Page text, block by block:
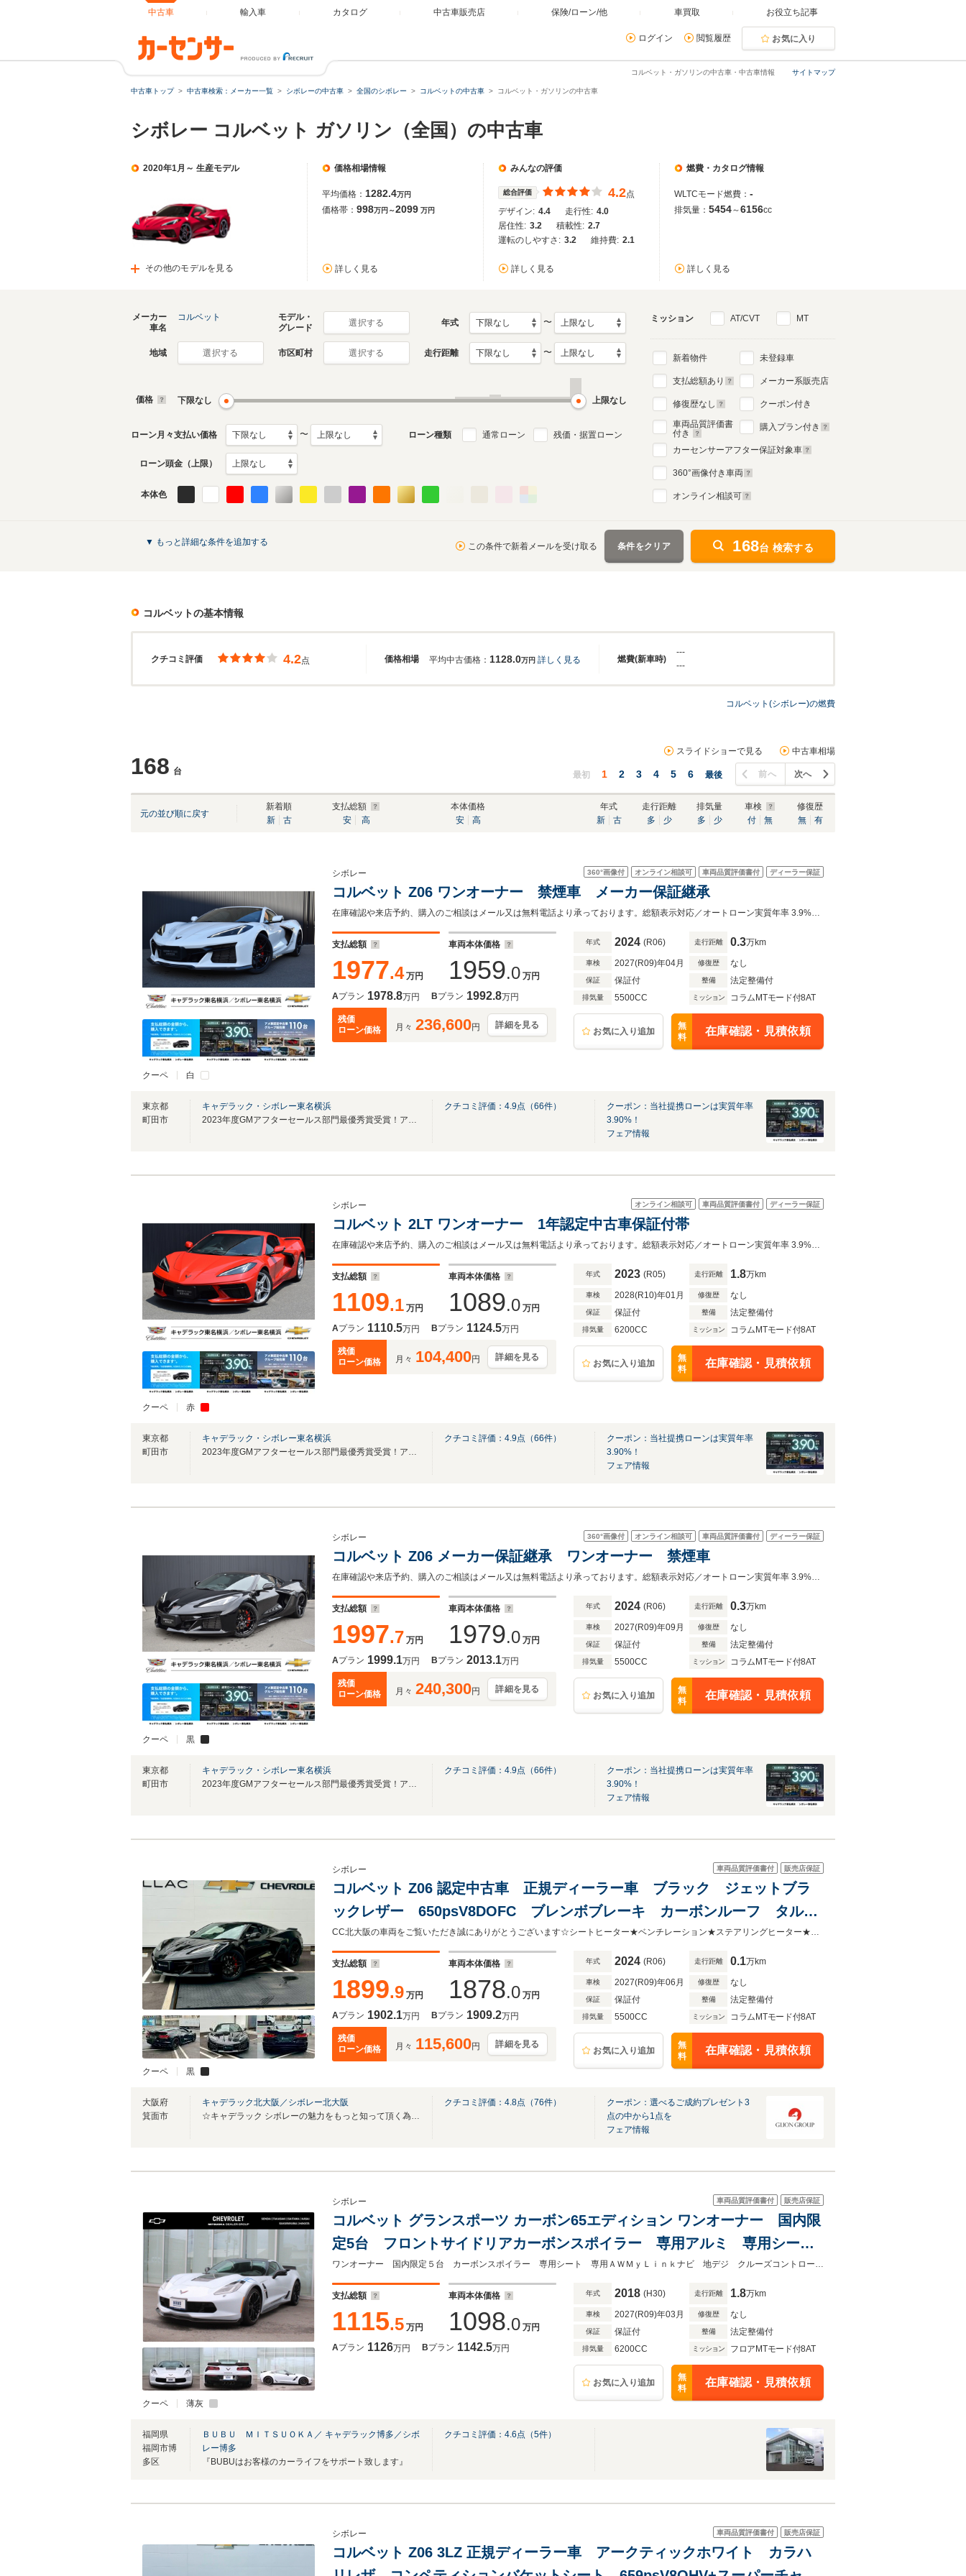
中古車 輸入車 カタログ 中古車販売店 保険/ローン/他 車買取 お役立ち記事
ログイン 閲覧履歴 お気に入り
サイトマップ
コルベット・ガソリンの中古車・中古車情報
中古車トップ 中古車検索：メーカー一覧 シボレーの中古車 全国のシボレー コルベットの中古車 コルベット・ガソリンの中古車
シボレー コルベット ガソリン（全国）の中古車
2020年1月～ 生産モデル
その他のモデルを見る
価格相場情報
平均価格： 1282.4万円
価格帯： 998万円～2099 万円
詳しく見る
みんなの評価
総合評価 4.2点
デザイン: 4.4 走行性: 4.0
居住性: 3.2 積載性: 2.7
運転のしやすさ: 3.2 維持費: 2.1
詳しく見る
燃費・カタログ情報
WLTCモード燃費： -
排気量： 5454～6156cc
詳しく見る
生産モデル
1986年11月～1997年5月
コルベットのカタログを見る
メーカー
車名
コルベット
モデル・
グレード
選択する 年式 〜
地域 選択する 市区町村 選択する 走行距離 〜
価格 下限なし 上限なし
ローン月々支払い価格 〜 ローン種類 通常ローン 残価・据置ローン
ローン頭金（上限）
本体色
ミッション AT/CVT MT
新着物件
支払総額あり
修復歴なし
車両品質評価書
付き
未登録車
メーカー系販売店
クーポン付き
購入プラン付き
カーセンサーアフター保証対象車
360°画像付き車両
オンライン相談可
▼ もっと詳細な条件を追加する この条件で新着メールを受け取る 条件をクリア 168台 検索する
コルベットの基本情報
クチコミ評価 価格相場 燃費(新車時)
4.2点 平均中古価格： 1128.0万円 詳しく見る
---
---
コルベット(シボレー)の燃費
168 台
スライドショーで見る 中古車相場
最初 1 2 3 4 5 6 最後 前へ 次へ
元の並び順に戻す
新着順
新
古
支払総額
安
高
本体価格
安
高
年式
新
古
走行距離
多
少
排気量
多
少
車検
付
無
修復歴
無
有
クーペ 白
360°画像付 オンライン相談可 車両品質評価書付 ディーラー保証
シボレー
コルベット Z06 ワンオーナー 禁煙車 メーカー保証継承
在庫確認や来店予約、購入のご相談はメール又は無料電話より承っております。総額表示対応／オートローン実質年率 3.9%／最長120回払まで設定可／メーカー保証又は販売店保証が無償付帯
支払総額
1977.4 万円
車両本体価格
1959.0 万円
Aプラン 1978.8万円 Bプラン 1992.8万円
残価
ローン価格
月々 236,600円 詳細を見る
年式 2024 (R06) 走行距離 0.3万km
車検 2027(R09)年04月 修復歴 なし
保証 保証付 整備 法定整備付
排気量 5500CC ミッション コラムMTモード付8AT
お気に入り追加
無
料
在庫確認・見積依頼
東京都
町田市
キャデラック・シボレー東名横浜
2023年度GMアフターセールス部門最優秀賞受賞！アフターケアも当店にお任せください
クチコミ評価： 4.9点（66件）
クーポン：当社提携ローンは実質年率
3.90%！
フェア情報
クーペ 赤
オンライン相談可 車両品質評価書付 ディーラー保証
シボレー
コルベット 2LT ワンオーナー 1年認定中古車保証付帯
在庫確認や来店予約、購入のご相談はメール又は無料電話より承っております。総額表示対応／オートローン実質年率 3.9%／最長120回払まで設定可／メーカー保証又は販売店保証が無償付帯
支払総額
1109.1 万円
車両本体価格
1089.0 万円
Aプラン 1110.5万円 Bプラン 1124.5万円
残価
ローン価格
月々 104,400円 詳細を見る
年式 2023 (R05) 走行距離 1.8万km
車検 2028(R10)年01月 修復歴 なし
保証 保証付 整備 法定整備付
排気量 6200CC ミッション コラムMTモード付8AT
お気に入り追加
無
料
在庫確認・見積依頼
東京都
町田市
キャデラック・シボレー東名横浜
2023年度GMアフターセールス部門最優秀賞受賞！アフターケアも当店にお任せください
クチコミ評価： 4.9点（66件）
クーポン：当社提携ローンは実質年率
3.90%！
フェア情報
クーペ 黒
360°画像付 オンライン相談可 車両品質評価書付 ディーラー保証
シボレー
コルベット Z06 メーカー保証継承 ワンオーナー 禁煙車
在庫確認や来店予約、購入のご相談はメール又は無料電話より承っております。総額表示対応／オートローン実質年率 3.9%／最長120回払まで設定可／メーカー保証又は販売店保証が無償付帯
支払総額
1997.7 万円
車両本体価格
1979.0 万円
Aプラン 1999.1万円 Bプラン 2013.1万円
残価
ローン価格
月々 240,300円 詳細を見る
年式 2024 (R06) 走行距離 0.3万km
車検 2027(R09)年09月 修復歴 なし
保証 保証付 整備 法定整備付
排気量 5500CC ミッション コラムMTモード付8AT
お気に入り追加
無
料
在庫確認・見積依頼
東京都
町田市
キャデラック・シボレー東名横浜
2023年度GMアフターセールス部門最優秀賞受賞！アフターケアも当店にお任せください
クチコミ評価： 4.9点（66件）
クーポン：当社提携ローンは実質年率
3.90%！
フェア情報
クーペ 黒
車両品質評価書付 販売店保証
シボレー
コルベット Z06 認定中古車 正規ディーラー車 ブラック ジェットブラ
ックレザー 650psV8DOFC ブレンボブレーキ カーボンルーフ タルガ
トップ BOSE13スピーカー フロントリフター
CC北大阪の車両をご覧いただき誠にありがとうございます☆シートヒーター★ベンチレーション★ステアリングヒーター★デジタルミラー★BOSEサウンド★HUD★
支払総額
1899.9 万円
車両本体価格
1878.0 万円
Aプラン 1902.1万円 Bプラン 1909.2万円
残価
ローン価格
月々 115,600円 詳細を見る
年式 2024 (R06) 走行距離 0.1万km
車検 2027(R09)年06月 修復歴 なし
保証 保証付 整備 法定整備付
排気量 5500CC ミッション コラムMTモード付8AT
お気に入り追加
無
料
在庫確認・見積依頼
大阪府
箕面市
キャデラック北大阪／シボレー北大阪
☆キャデラック シボレーの魅力をもっと知って頂く為に☆(^^♪
クチコミ評価： 4.8点（76件）
クーポン：選べるご成約プレゼント3
点の中から1点を
フェア情報
クーペ 薄灰
車両品質評価書付 販売店保証
シボレー
コルベット グランスポーツ カーボン65エディション ワンオーナー 国内限
定5台 フロントサイドリアカーボンスポイラー 専用アルミ 専用シー
ト MyLinkナビ 地デジ シートヒーターベンチレーション ヘッドアッ
プディスプレイ パドルシフト ETC
ワンオーナー 国内限定５台 カーボンスポイラー 専用シート 専用ＡＷＭｙＬｉｎｋナビ 地デジ クルーズコントロール パドルシフト バックカメラ ヘッドアップディスプレイ
支払総額
1115.5 万円
車両本体価格
1098.0 万円
Aプラン 1126万円 Bプラン 1142.5万円
年式 2018 (H30) 走行距離 1.8万km
車検 2027(R09)年03月 修復歴 なし
保証 保証付 整備 法定整備付
排気量 6200CC ミッション フロアMTモード付8AT
お気に入り追加
無
料
在庫確認・見積依頼
福岡県
福岡市博
多区
ＢＵＢＵ ＭＩＴＳＵＯＫＡ／ キャデラック博多／シボ
レー博多
『BUBUはお客様のカーライフをサポート致します』
クチコミ評価： 4.6点（5件）
車両品質評価書付 販売店保証
シボレー
コルベット Z06 3LZ 正規ディーラー車 アークティックホワイト カラハ